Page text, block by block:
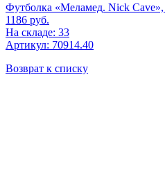
Футболка «Меламед. Nick
1186 руб.
На складе: 33
Артикул: 70914.40
Возврат к списку